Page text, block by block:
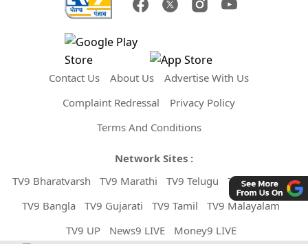
Contact Us About Us
Advertise With Us
Complaint Redressal
Privacy Policy
Terms And Conditions
Network Sites :
TV9 Bharatvarsh
TV9 Marathi TV9 Telugu
TV9 Kannada
TV9 Bangla
TV9 Gujarati TV9 Tamil
TV9 Malayalam
TV9 UP
News9 LIVE Money9 LIVE